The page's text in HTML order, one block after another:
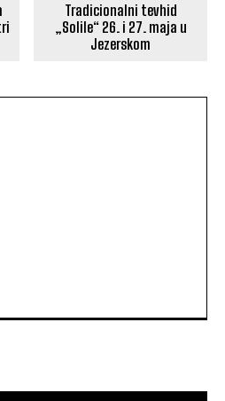
Tradicionalni tevhid
„Solile“ 26. i 27. maja u
Jezerskom